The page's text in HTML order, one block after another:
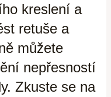
kreslení a
retuše a
můžete
nepřesností
Zkuste se na